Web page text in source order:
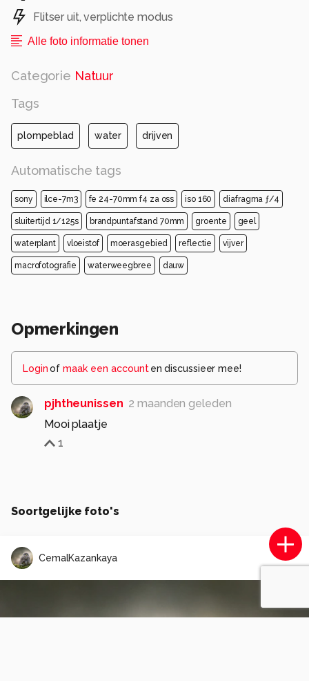
Flitser uit, verplichte modus
Alle foto informatie tonen
Categorie Natuur
Tags
plompeblad water drijven
Automatische tags
sony ilce-7m3 fe 24-70mm f4 za oss iso 160 diafragma ƒ/4
sluitertijd 1/125s brandpuntafstand 70mm groente geel
waterplant vloeistof moerasgebied reflectie vijver
macrofotografie waterweegbree dauw
Opmerkingen
Loginof maak een account en discussieer mee!
pjhtheunissen 2 maanden geleden
Mooi plaatje
1
Soortgelijke foto's
CemalKazankaya